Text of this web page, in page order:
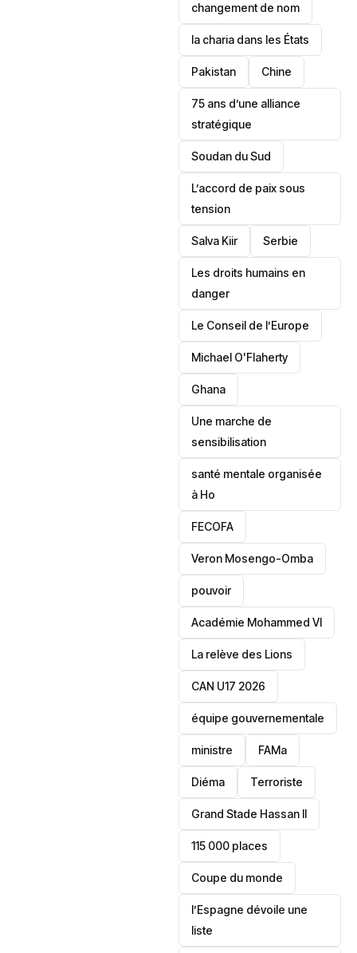
changement de nom
la charia dans les États
‎Pakistan Chine
75 ans d’une alliance
stratégique
‎Soudan du Sud
L’accord de paix sous
tension
Salva Kiir ‎Serbie
Les droits humains en
danger
‎Le Conseil de l’Europe
Michael O'Flaherty
‎Ghana
Une marche de
sensibilisation
santé mentale organisée
à Ho
‎FECOFA
Veron Mosengo-Omba
pouvoir
Académie Mohammed VI
La relève des Lions
CAN U17 2026
équipe gouvernementale
ministre FAMa
Diéma Terroriste
Grand Stade Hassan II
115 000 places
‎Coupe du monde
l’Espagne dévoile une
liste